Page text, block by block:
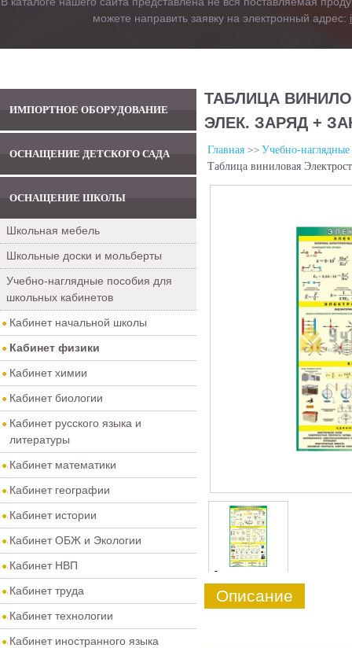
можете направить заявку на электронный адрес:
ИМПОРТНОЕ ОБОРУДОВАНИЕ
ОСНАЩЕНИЕ ДЕТСКОГО САДА
ОСНАЩЕНИЕ ШКОЛЫ
Школьная мебель
Школьные доски и мольберты
Учебно-наглядные пособия для
школьных кабинетов
Кабинет начальной школы
Кабинет физики
Кабинет химии
Кабинет биологии
Кабинет русского языка и
литературы
Кабинет математики
Кабинет географии
Кабинет истории
Кабинет ОБЖ и Экологии
Кабинет НВП
Кабинет труда
Кабинет технологии
Кабинет иностранного языка
ТАБЛИЦА
ЭЛЕК. ЗАРЯД +
Главная
Учебно-
Таблица виниловая
0
Описание